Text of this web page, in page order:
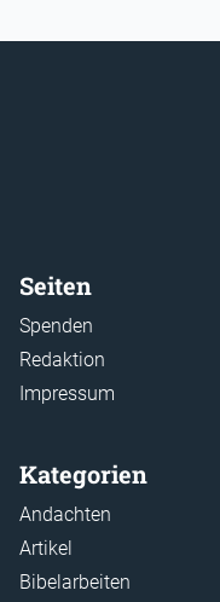
Seiten
Spenden
Redaktion
Impressum
Kategorien
Andachten
Artikel
Bibelarbeiten